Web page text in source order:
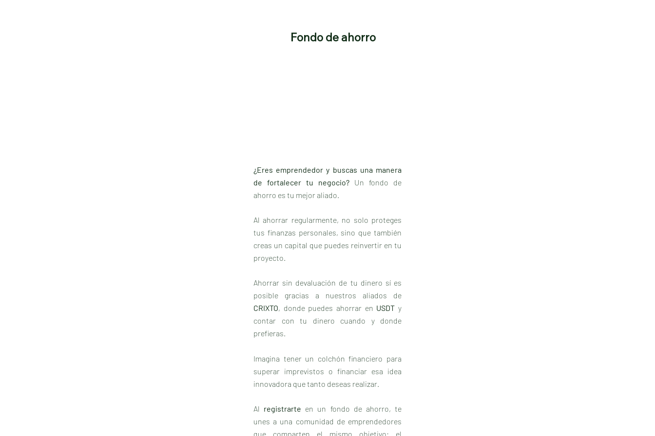
Fondo de ahorro
¿Eres emprendedor y buscas una manera
de fortalecer tu negocio? Un fondo de
ahorro es tu mejor aliado.
Al ahorrar regularmente, no solo proteges
tus finanzas personales, sino que también
creas un capital que puedes reinvertir en tu
proyecto.
Ahorrar sin devaluación de tu dinero sí es
posible gracias a nuestros aliados de
CRIXTO, donde puedes ahorrar en USDT y
contar con tu dinero cuando y donde
prefieras.
Imagina tener un colchón financiero para
superar imprevistos o financiar esa idea
innovadora que tanto deseas realizar.
Al registrarte en un fondo de ahorro, te
unes a una comunidad de emprendedores
que comparten el mismo objetivo: el